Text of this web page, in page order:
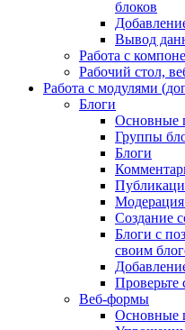
блоков
Вывод
Работа с
Рабочий стол,
Работа с модулями
Блоги
Основные
Группы
Блоги
Модерация
Создание
Блоги с
своим
Проверьте
Веб-формы
Основные